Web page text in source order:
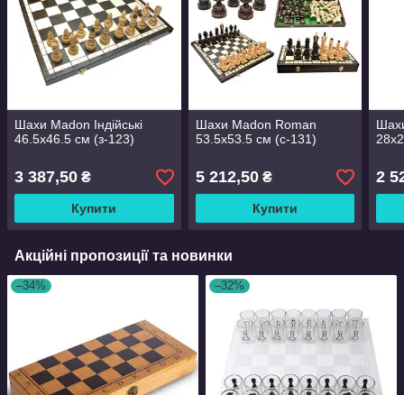
Шахи Madon Індійські
46.5х46.5 см (з-123)
3 387,50 ₴
Купити
Шахи Madon Roman
53.5х53.5 см (с-131)
5 212,50₴
Купити
2
Акційні пропозиції та новинки
–34% –32%